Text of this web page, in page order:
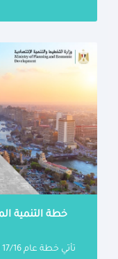
خطة التنمية